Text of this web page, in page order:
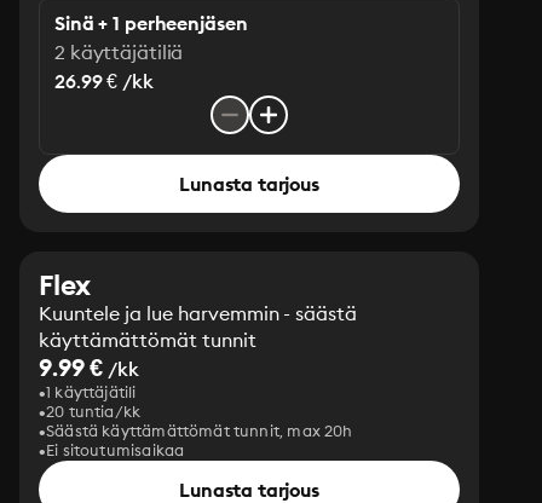
Sinä + 1 perheenjäsen
2 käyttäjätiliä
26.99 € /kk
Lunasta tarjous
Flex
Kuuntele ja lue harvemmin - säästä
käyttämättömät tunnit
9.99 € /kk
1 käyttäjätili
20 tuntia/kk
Säästä käyttämättömät tunnit, max 20h
Ei sitoutumisaikaa
Lunasta tarjous